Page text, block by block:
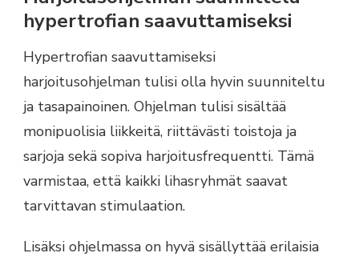
hypertrofian saavuttamiseksi
Hypertrofian saavuttamiseksi
harjoitusohjelman tulisi olla hyvin suunniteltu
ja tasapainoinen. Ohjelman tulisi sisältää
monipuolisia liikkeitä, riittävästi toistoja ja
sarjoja sekä sopiva harjoitusfrequentti. Tämä
varmistaa, että kaikki lihasryhmät saavat
tarvittavan stimulaation.
Lisäksi ohjelmassa on hyvä sisällyttää erilaisia